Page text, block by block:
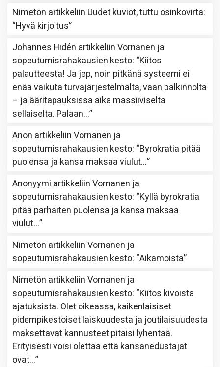
Nimetön artikkeliin Uudet kuviot, tuttu osinkovirta:
“Hyvä kirjoitus”
Johannes Hidén artikkeliinVornanen ja
sopeutumisrahakausien kesto: “Kiitos
palautteesta! Ja jep, noin pitkänä systeemi ei
enää vaikuta turvajärjestelmältä, vaan palkinnolta
– ja ääritapauksissa aika massiiviselta
sellaiselta. Palaan…”
Anon artikkeliinVornanen ja
sopeutumisrahakausien kesto: “Byrokratia pitää
puolensa ja kansa maksaa viulut…”
Anonyymi artikkeliinVornanen ja
sopeutumisrahakausien kesto: “Kyllä byrokratia
pitää parhaiten puolensa ja kansa maksaa
viulut…”
Nimetön artikkeliinVornanen ja
sopeutumisrahakausien kesto: “Aikamoista”
Nimetön artikkeliinVornanen ja
sopeutumisrahakausien kesto: “Kiitos kivoista
ajatuksista. Olet oikeassa, kaikenlaisiset
pidempikestoiset laiskuudesta ja joutilaisuudesta
maksettavat kannusteet pitäisi lyhentää.
Erityisesti voisi olettaa että kansanedustajat
ovat…”